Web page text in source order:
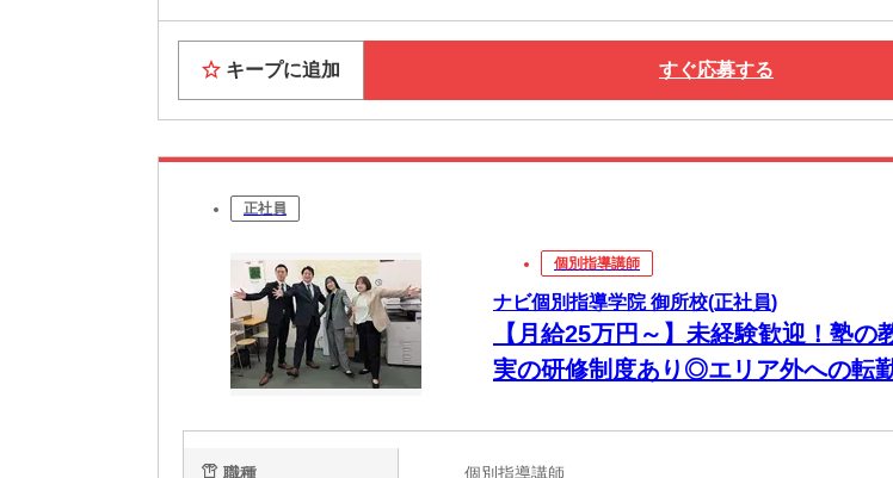
キープに追加 すぐ応募する
正社員
個別指導講師
ナビ個別指導学院 御所校(正社員)
【月給25万円～】未経験歓迎！塾
実の研修制度あり◎エリア外への転
職種 個別指導講師